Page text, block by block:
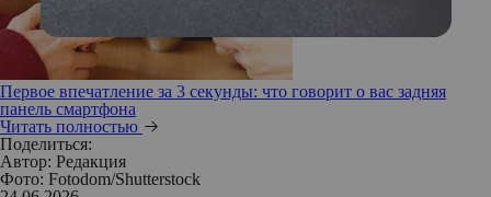
Первое впечатление за 3 секунды: что говорит о вас задняя
панель смартфона
Читать полностью
Поделиться:
Автор: Редакция
Фото: Fotodom/Shutterstock